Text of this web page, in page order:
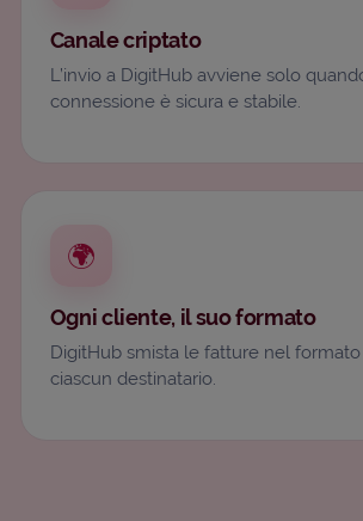
Canale criptato
L’invio a DigitHub avviene solo
connessione è sicura e stabile.
🌍
Ogni cliente, il suo formato
DigitHub smista le fatture nel
ciascun destinatario.